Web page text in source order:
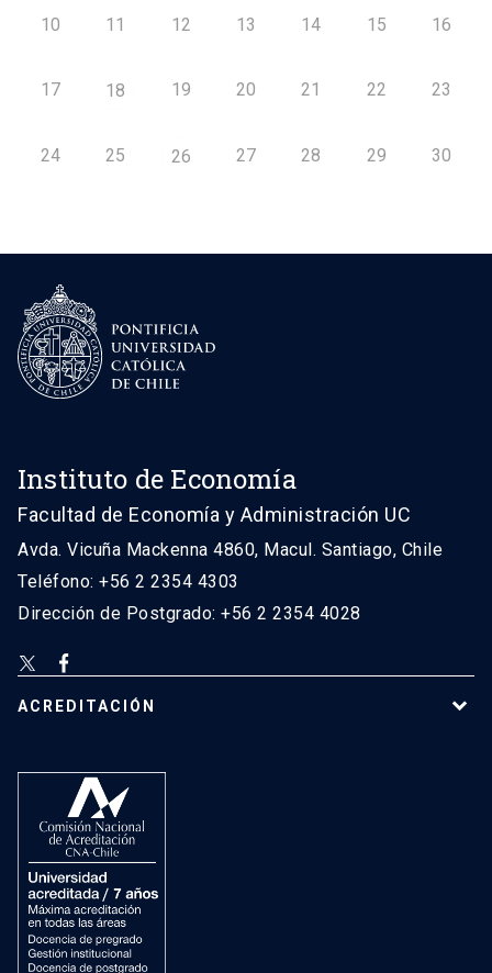
10 11 12 13 14 15 16
17 18 19 20 21 22 23
24 25 26 27 28 29 30
Instituto de Economía
Facultad de Economía y Administración UC
Avda. Vicuña Mackenna 4860, Macul. Santiago, Chile
Teléfono: +56 2 2354 4303
Dirección de Postgrado: +56 2 2354 4028
ACREDITACIÓN